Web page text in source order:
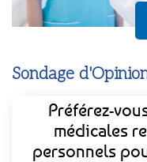
Sondage
Préférez-
médicales
personnels